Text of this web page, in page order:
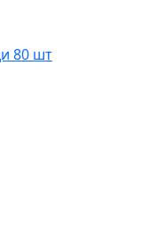
80 шт